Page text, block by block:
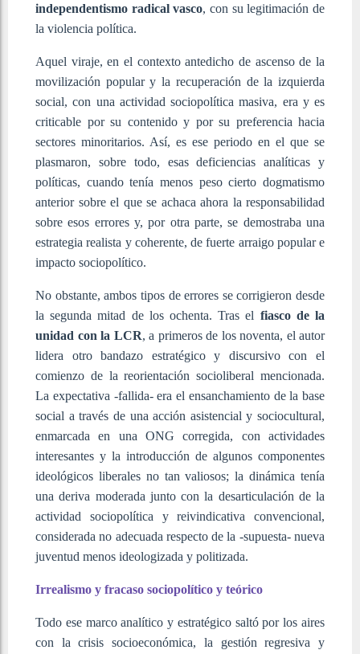
independentismo radical vasco, con su legitimación de
la violencia política.
Aquel viraje, en el contexto antedicho de ascenso de la
movilización popular y la recuperación de la izquierda
social, con una actividad sociopolítica masiva, era y es
criticable por su contenido y por su preferencia hacia
sectores minoritarios. Así, es ese periodo en el que se
plasmaron, sobre todo, esas deficiencias analíticas y
políticas, cuando tenía menos peso cierto dogmatismo
anterior sobre el que se achaca ahora la responsabilidad
sobre esos errores y, por otra parte, se demostraba una
estrategia realista y coherente, de fuerte arraigo popular e
impacto sociopolítico.
No obstante, ambos tipos de errores se corrigieron desde
la segunda mitad de los ochenta. Tras el fiasco de la
unidad con la LCR, a primeros de los noventa, el autor
lidera otro bandazo estratégico y discursivo con el
comienzo de la reorientación socioliberal mencionada.
La expectativa -fallida- era el ensanchamiento de la base
social a través de una acción asistencial y sociocultural,
enmarcada en una ONG corregida, con actividades
interesantes y la introducción de algunos componentes
ideológicos liberales no tan valiosos; la dinámica tenía
una deriva moderada junto con la desarticulación de la
actividad sociopolítica y reivindicativa convencional,
considerada no adecuada respecto de la -supuesta- nueva
juventud menos ideologizada y politizada.
Irrealismo y fracaso sociopolítico y teórico
Todo ese marco analítico y estratégico saltó por los aires
con la crisis socioeconómica, la gestión regresiva y